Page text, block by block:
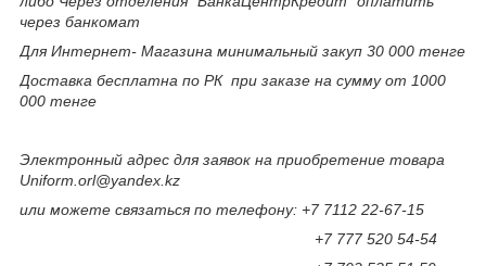
через банкомат
Для Интернет- Магазина минимальный закуп 30 000 тенге
Доставка бесплатна по РК при заказе на сумму от 1000
000 тенге
Электронный адрес для заявок на приобретение товара
Uniform.orl@yandex.kz
или можете связаться по телефону: +7 7112 22-67-15
+7 777 520 54-54